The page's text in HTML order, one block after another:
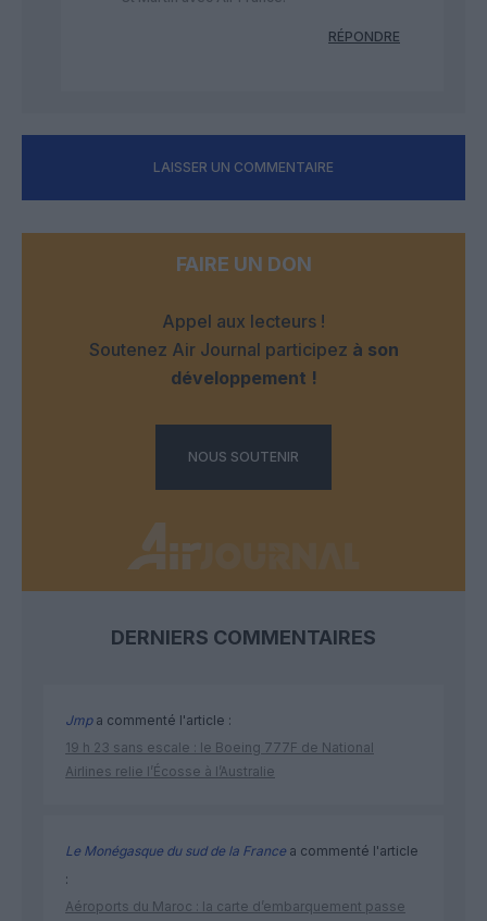
RÉPONDRE
LAISSER UN COMMENTAIRE
FAIRE UN DON
Appel aux lecteurs !
Soutenez Air Journal participez à son
développement !
NOUS SOUTENIR
DERNIERS COMMENTAIRES
Jmpa commenté l'article :
19 h 23 sans escale : le Boeing 777F de National
Airlines relie l’Écosse à l’Australie
Le Monégasque du sud de la Francea commenté l'article
:
Aéroports du Maroc : la carte d’embarquement passe